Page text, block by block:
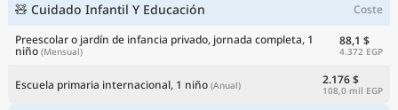
🧸 Cuidado Infantil Y Educación
Coste
Preescolar o jardín de infancia privado, jornada completa, 1
niño (Mensual)
88,1 $
4.372 EGP
Escuela primaria internacional, 1 niño (Anual) 2.176 $
108,0 mil EGP